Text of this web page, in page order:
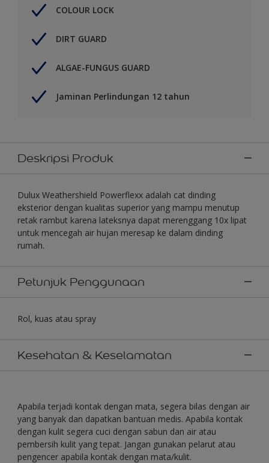
COLOUR LOCK
DIRT GUARD
ALGAE-FUNGUS GUARD
Jaminan Perlindungan 12 tahun
Deskripsi Produk
Dulux Weathershield Powerflexx adalah cat dinding
eksterior dengan kualitas superior yang mampu menutup
retak rambut karena lateksnya dapat merenggang 10x lipat
untuk mencegah air hujan meresap ke dalam dinding
rumah.
Petunjuk Penggunaan
Rol, kuas atau spray
Kesehatan & Keselamatan
Apabila terjadi kontak dengan mata, segera bilas dengan air
yang banyak dan dapatkan bantuan medis. Apabila kontak
dengan kulit segera cuci dengan sabun dan air atau
pembersih kulit yang tepat. Jangan gunakan pelarut atau
pengencer apabila kontak dengan mata/kulit.